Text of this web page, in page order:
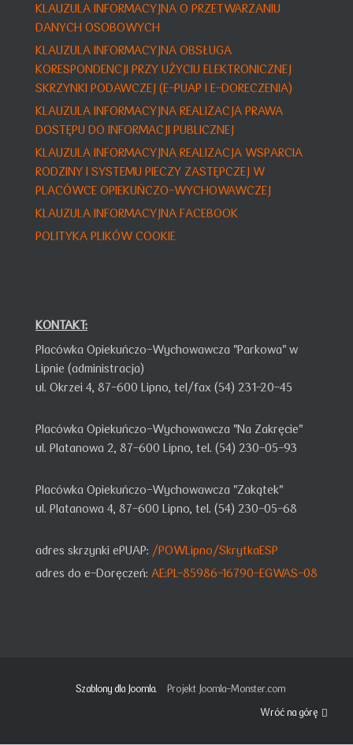
KLAUZULA INFORMACYJNA O PRZETWARZANIU
DANYCH OSOBOWYCH
KLAUZULA INFORMACYJNA OBSŁUGA
KORESPONDENCJI PRZY UŻYCIU ELEKTRONICZNEJ
SKRZYNKI PODAWCZEJ (E-PUAP I E-DORECZENIA)
KLAUZULA INFORMACYJNA REALIZACJA PRAWA
DOSTĘPU DO INFORMACJI PUBLICZNEJ
KLAUZULA INFORMACYJNA REALIZACJA WSPARCIA
RODZINY I SYSTEMU PIECZY ZASTĘPCZEJ W
PLACÓWCE OPIEKUŃCZO-WYCHOWAWCZEJ
KLAUZULA INFORMACYJNA FACEBOOK
POLITYKA PLIKÓW COOKIE
KONTAKT:
Placówka Opiekuńczo-Wychowawcza "Parkowa" w
Lipnie (administracja)
ul. Okrzei 4, 87-600 Lipno, tel/fax (54) 231-20-45
Placówka Opiekuńczo-Wychowawcza "Na Zakręcie"
ul. Platanowa 2, 87-600 Lipno, tel. (54) 230-05-93
Placówka Opiekuńczo-Wychowawcza "Zakątek"
ul. Platanowa 4, 87-600 Lipno, tel. (54) 230-05-68
adres skrzynki ePUAP: /POWLipno/SkrytkaESP
adres do e-Doręczeń: AE:PL-85986-16790-EGWAS-08
Szablony dla Joomla.
Projekt Joomla-Monster.com
Wróć na górę